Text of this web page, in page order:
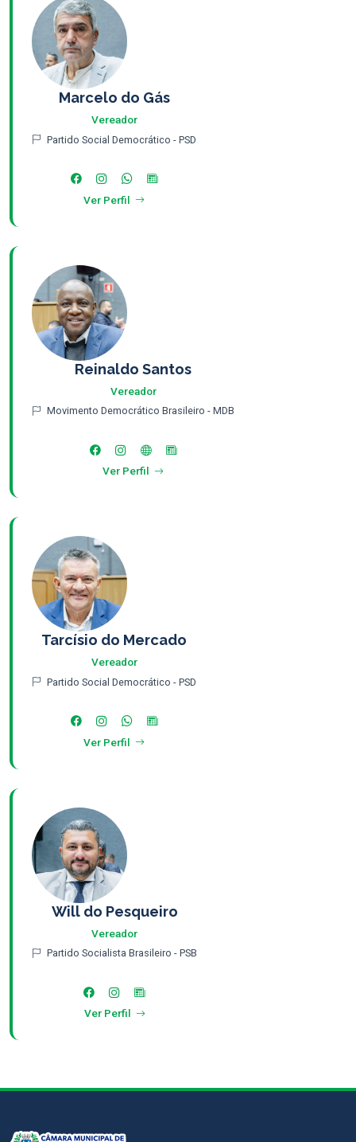
Marcelo do Gás
Vereador
Partido Social Democrático - PSD
Ver Perfil
Reinaldo Santos
Vereador
Movimento Democrático Brasileiro - MDB
Ver Perfil
Tarcísio do Mercado
Vereador
Partido Social Democrático - PSD
Ver Perfil
Will do Pesqueiro
Vereador
Partido Socialista Brasileiro - PSB
Ver Perfil